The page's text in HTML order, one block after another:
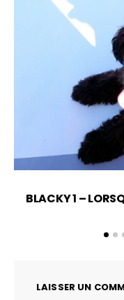
BLACKY 1 –
LAISSER UN